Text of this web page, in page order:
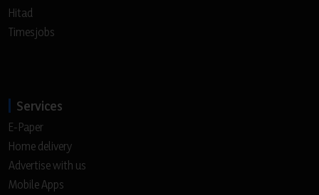
Hitad
Timesjobs
Services
E-Paper
Home delivery
Advertise with us
Mobile Apps